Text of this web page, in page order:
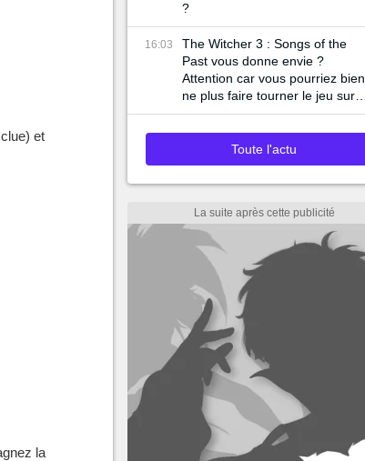
et
la
?
16:03
The Witcher 3 : Songs of the
Past vous donne envie ?
Attention car vous pourriez bien
ne plus faire tourner le jeu sur
votre PC
Toute l'actu